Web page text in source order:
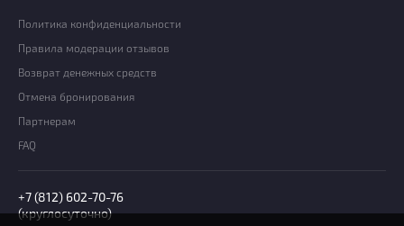
Политика конфиденциальности
Правила модерации отзывов
Возврат денежных средств
Отмена бронирования
Партнерам
FAQ
+7 (812) 602-70-76
(круглосуточно)